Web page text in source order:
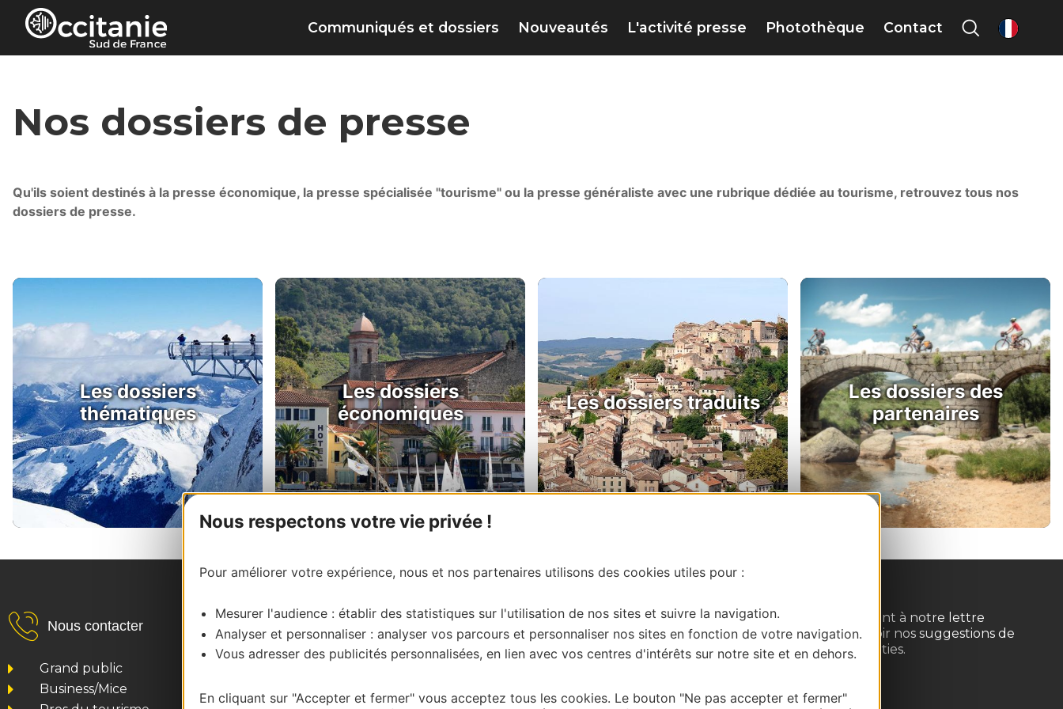
Panneau de gestion des cookies
Nous respectons votre vie privée !
Pour améliorer votre expérience, nous et nos partenaires utilisons des cookies utiles pour :
Mesurer l'audience : établir des statistiques sur l'utilisation de nos sites et suivre la navigation.
Analyser et personnaliser : analyser vos parcours et personnaliser nos sites en fonction de votre navigation.
Vous adresser des publicités personnalisées, en lien avec vos centres d'intérêts sur notre site et en dehors.
En cliquant sur "Accepter et fermer" vous acceptez tous les cookies. Le bouton "Ne pas accepter et fermer"
Communiqués et dossiers Nouveautés L'activité presse Photothèque Contact fr
Nos dossiers de presse
Qu'ils soient destinés à la presse économique, la presse spécialisée "tourisme" ou la presse généraliste avec une rubrique dédiée au tourisme, retrouvez tous nos
dossiers de presse.
Les dossiers
thématiques
Les dossiers
économiques
Les dossiers traduits
Les dossiers des
partenaires
Nous contacter
Grand public
Business/Mice
Inscrivez-vous gratuitement à notre lettre
d'information pour recevoir nos suggestions de
séjours, de visites et de sorties.
Je m'abonne